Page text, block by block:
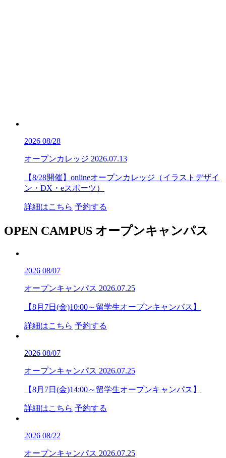
2026 08/28
オープンカレッジ 2026.07.13
【8/28開催】onlineオープンカレッジ（イラストデザイ
ン・DX・eスポーツ）
詳細はこちら 予約する
OPEN CAMPUS オープンキャンパス
2026 08/07
オープンキャンパス 2026.07.25
【8月7日(金)10:00～留学生オープンキャンパス】
詳細はこちら 予約する
2026 08/07
オープンキャンパス 2026.07.25
【8月7日(金)14:00～留学生オープンキャンパス】
詳細はこちら 予約する
2026 08/22
オープンキャンパス 2026.07.25